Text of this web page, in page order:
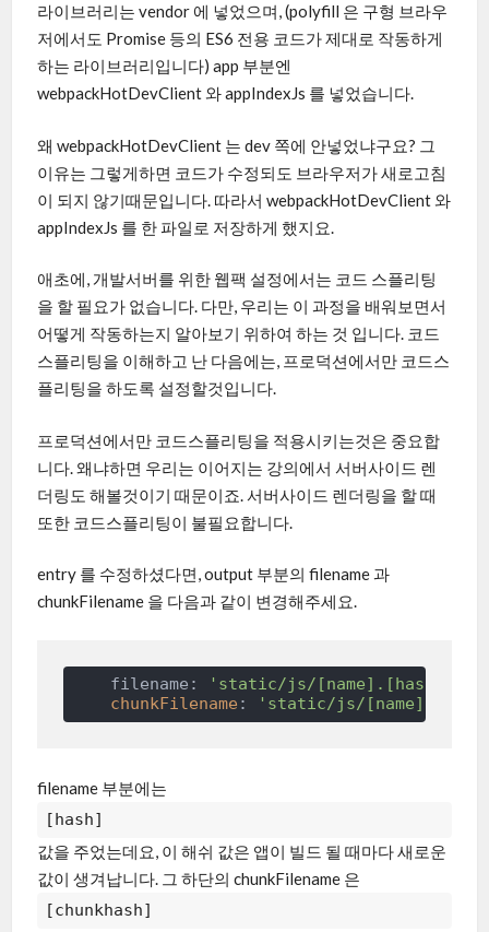
라이브러리는 vendor 에 넣었으며, (polyfill 은 구형 브라우
저에서도 Promise 등의 ES6 전용 코드가 제대로 작동하게
하는 라이브러리입니다) app 부분엔
webpackHotDevClient 와 appIndexJs 를 넣었습니다.
왜 webpackHotDevClient 는 dev 쪽에 안넣었냐구요? 그
이유는 그렇게하면 코드가 수정되도 브라우저가 새로고침
이 되지 않기때문입니다. 따라서 webpackHotDevClient 와
appIndexJs 를 한 파일로 저장하게 했지요.
애초에, 개발서버를 위한 웹팩 설정에서는 코드 스플리팅
을 할 필요가 없습니다. 다만, 우리는 이 과정을 배워보면서
어떻게 작동하는지 알아보기 위하여 하는 것 입니다. 코드
스플리팅을 이해하고 난 다음에는, 프로덕션에서만 코드스
플리팅을 하도록 설정할것입니다.
프로덕션에서만 코드스플리팅을 적용시키는것은 중요합
니다. 왜냐하면 우리는 이어지는 강의에서 서버사이드 렌
더링도 해볼것이기 때문이죠. 서버사이드 렌더링을 할 때
또한 코드스플리팅이 불필요합니다.
entry 를 수정하셨다면, output 부분의 filename 과
chunkFilename 을 다음과 같이 변경해주세요.
    filename:
'static/js/[name].[hash].js'
chunkFilename : 'static/js/
filename 부분에는
[hash]
값을 주었는데요, 이 해쉬 값은 앱이 빌드 될 때마다 새로운
값이 생겨납니다. 그 하단의 chunkFilename 은
[chunkhash]